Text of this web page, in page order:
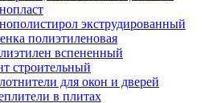
экструдированный
полиэтиленовая
вспененный
строительный
для окон и дверей
в плитах